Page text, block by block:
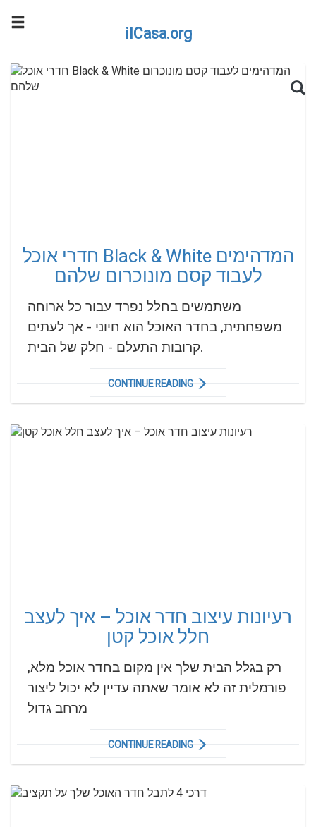
ilCasa.org
Search for:
חדרי אוכל Black & White המדהימים
לעבוד קסם מונוכרום שלהם
משתמשים בחלל נפרד עבור כל ארוחה
משפחתית, בחדר האוכל הוא חיוני - אך לעתים
קרובות התעלם - חלק של הבית.
CONTINUE READING
רעיונות עיצוב חדר אוכל – איך לעצב
חלל אוכל קטן
רק בגלל הבית שלך אין מקום בחדר אוכל מלא,
פורמלית זה לא אומר שאתה עדיין לא יכול ליצור
מרחב גדול
CONTINUE READING